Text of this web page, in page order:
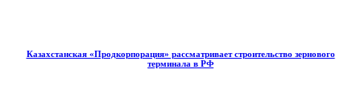
Казахстанская «Продкорпорация» рассматривает строительство зернового
терминала в РФ